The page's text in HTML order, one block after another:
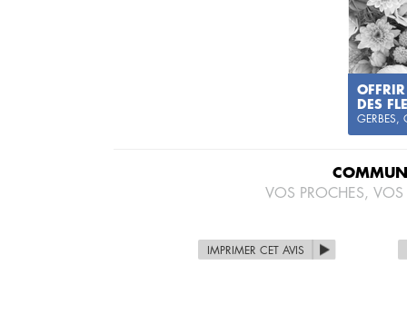
OFFRIR
DES
GERBES,
VOS PROCHES,
IMPRIMER CET AVIS